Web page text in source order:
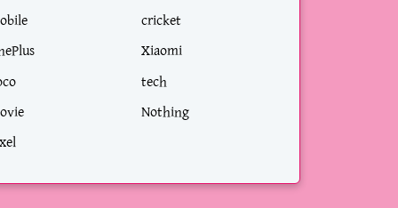
cricket
Xiaomi
tech
Nothing